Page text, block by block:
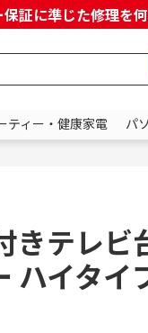
証に準じた修理を
ティー・健康家電 パ
きテレビ
ハイタイ